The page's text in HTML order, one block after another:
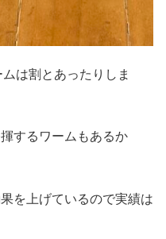
は割とあったりしま
するワームもあるか
を上げているので実績は